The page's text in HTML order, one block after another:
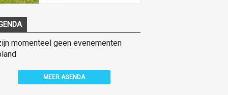
momenteel geen evenementen
MEER AGENDA